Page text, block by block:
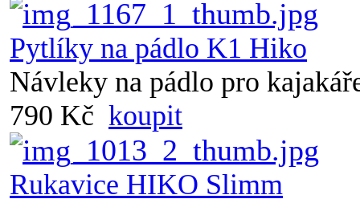
Pytlíky na pádlo K1 Hiko
Návleky na pádlo pro
790 Kč koupit
Rukavice HIKO Slimm